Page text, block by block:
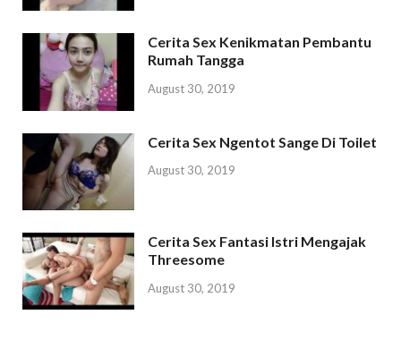
Cerita Sex Kenikmatan Pembantu
Rumah Tangga
August 30, 2019
Cerita Sex Ngentot Sange Di Toilet
August 30, 2019
Cerita Sex Fantasi Istri Mengajak
Threesome
August 30, 2019